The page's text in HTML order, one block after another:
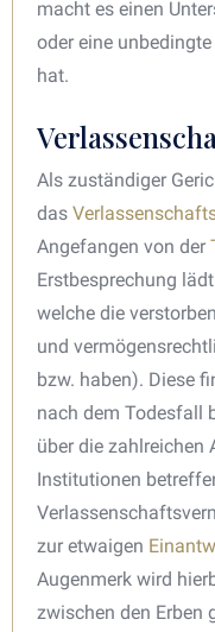
macht es einen
oder eine
hat.
Als zuständiger
das
Angefangen von der
Erstbesprechung
welche die
und
bzw. haben). Diese
nach dem Todesfall
über die zahlreichen
Institutionen
zur etwaigen
Augenmerk wird
zwischen den Erben